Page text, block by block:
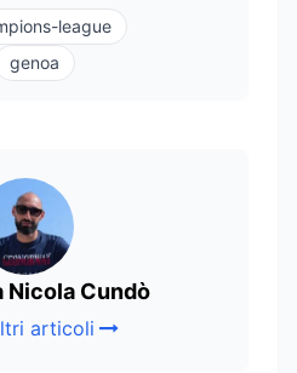
league
genoa
Nicola Cundò
articoli